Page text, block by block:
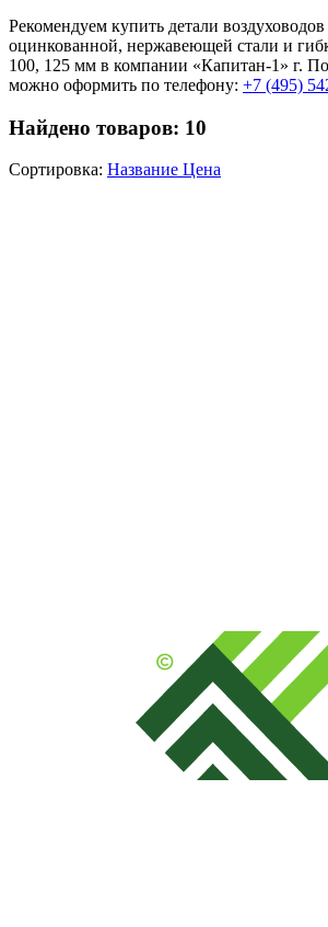
Рекомендуем купить детали воздуховодов
оцинкованной, нержавеющей стали и
100, 125 мм в компании «Капитан-1» г.
можно оформить по телефону: +7 (495)
Найдено товаров: 10
Сортировка: Название Цена